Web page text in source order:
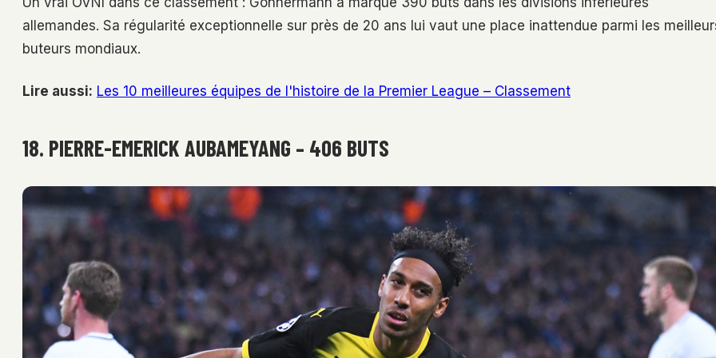
allemandes. Sa régularité exceptionnelle sur près de 20 ans lui vaut une place inattendue parmi les
buteurs mondiaux.
Lire aussi: Les 10 meilleures équipes de l'histoire de la Premier League – Classement
18. PIERRE-EMERICK AUBAMEYANG – 406 BUTS